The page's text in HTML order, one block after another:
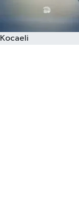
Kocaeli